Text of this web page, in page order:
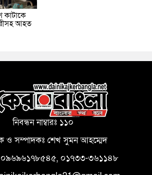
কাটাকে
আহত
নিবন্ধন নাম্বারঃ ১১০
ও সম্পাদকঃ শেখ সুমন আহম্মেদ
০৯৬৯৬১৭৮৫৪৫, ০১৭৩৩-৩৬১১৪৮